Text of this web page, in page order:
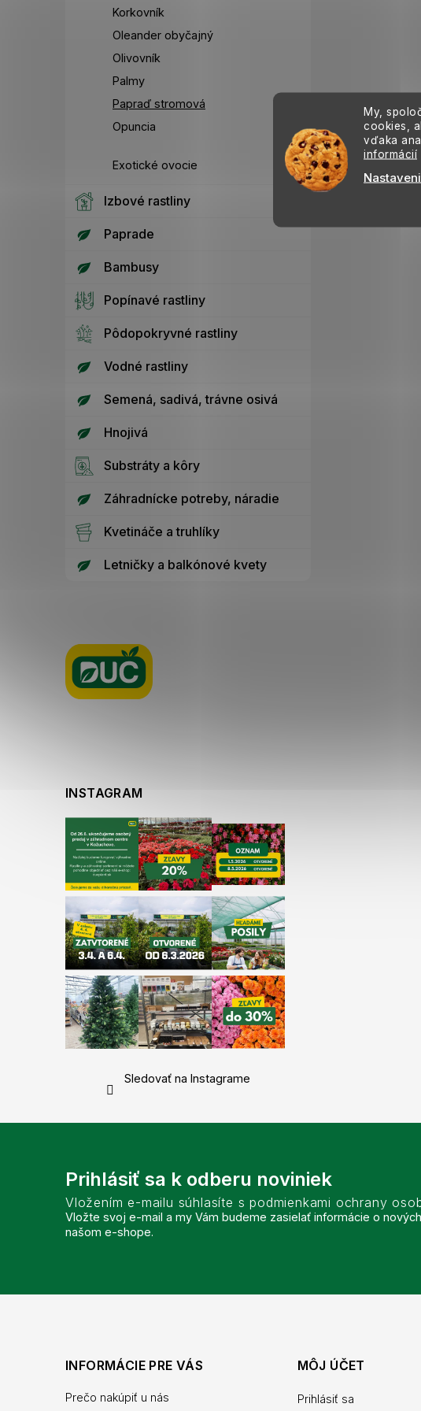
My,
cookies,
vďaka
informácií
Korkovník
Oleander obyčajný
Olivovník
Palmy
Papraď stromová
Opuncia
Exotické ovocie
Izbové rastliny
Paprade
Bambusy
Popínavé rastliny
Pôdopokryvné rastliny
Vodné rastliny
Semená, sadivá, trávne osivá
Hnojivá
Substráty a kôry
Záhradnícke potreby, náradie
Kvetináče a truhlíky
Letničky a balkónové kvety
INSTAGRAM
Sledovať na Instagrame
Prihlásiť sa k odberu noviniek
Vložením e-mailu súhlasíte s podmienkami ochrany
Vložte svoj e-mail a my Vám budeme zasielať informácie o
našom e-shope.
INFORMÁCIE PRE VÁS
Prečo nakúpiť u nás
MÔJ ÚČET
Prihlásiť sa